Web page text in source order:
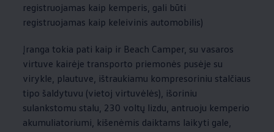
registruojamas kaip kemperis, gali būti
registruojamas kaip keleivinis automobilis)
Įranga tokia pati kaip ir Beach Camper, su vasaros
virtuve kairėje transporto priemonės pusėje su
virykle, plautuve, ištraukiamu kompresoriniu stalčiaus
tipo šaldytuvu (vietoj virtuvėlės), išoriniu
sulankstomu stalu, 230 voltų lizdu, antruoju kemperio
akumuliatoriumi, kišenėmis daiktams laikyti gale,